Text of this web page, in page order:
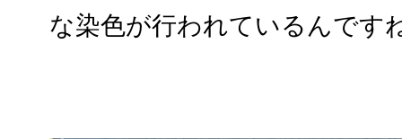
な染色が行われているんです